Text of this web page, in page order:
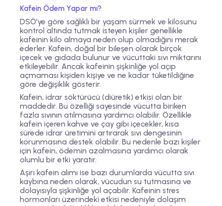
Kafein Ödem Yapar mı?
DSÖ'ye göre sağlıklı bir yaşam sürmek ve kilosunu
kontrol altında tutmak isteyen kişiler genellikle
kafeinin kilo almaya neden olup olmadığını merak
ederler. Kafein, doğal bir bileşen olarak birçok
içecek ve gıdada bulunur ve vücuttaki sıvı miktarını
etkileyebilir. Ancak kafeinin şişkinliğe yol açıp
açmaması kişiden kişiye ve ne kadar tüketildiğine
göre değişiklik gösterir.
Kafein, idrar söktürücü (diüretik) etkisi olan bir
maddedir. Bu özelliği sayesinde vücutta biriken
fazla sıvının atılmasına yardımcı olabilir. Özellikle
kafein içeren kahve ve çay gibi içecekler, kısa
sürede idrar üretimini artırarak sıvı dengesinin
korunmasına destek olabilir. Bu nedenle bazı kişiler
için kafein, ödemin azalmasına yardımcı olarak
olumlu bir etki yaratır.
Aşırı kafein alımı ise bazı durumlarda vücutta sıvı
kaybına neden olarak, vücudun su tutmasına ve
dolayısıyla şişkinliğe yol açabilir. Kafeinin stres
hormonları üzerindeki etkisi nedeniyle dolaşım